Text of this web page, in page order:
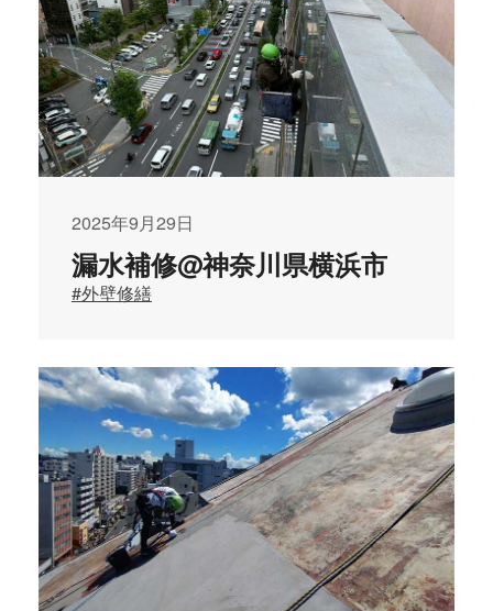
2025年9月29日
漏水補修@神奈川県横浜市
#外壁修繕